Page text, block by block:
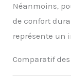
Néanmoins,
de confort
représente un
Comparatif